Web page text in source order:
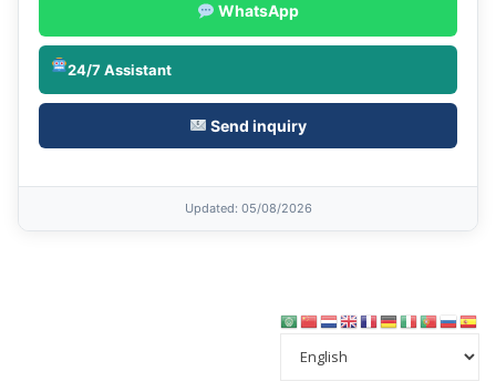
WhatsApp
24/7 Assistant
Send inquiry
Updated: 05/08/2026